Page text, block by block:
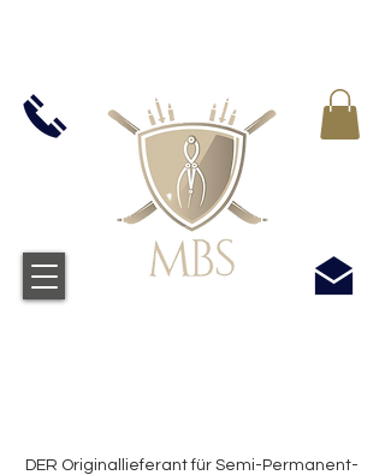
DER Originallieferant für Semi-Permanent-